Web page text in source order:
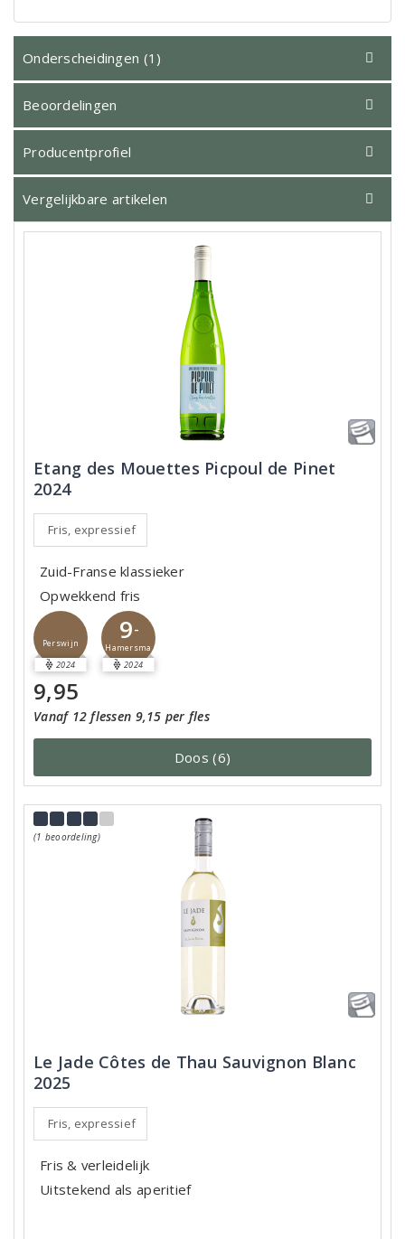
Onderscheidingen (1)
Beoordelingen
Producentprofiel
Vergelijkbare artikelen
Etang des Mouettes Picpoul de Pinet
2024
Fris, expressief
Zuid-Franse klassieker
Opwekkend fris
Perswijn
2024
9-
Hamersma
2024
9,95
Vanaf 12 flessen 9,15 per fles
Doos (6)
(1 beoordeling)
Le Jade Côtes de Thau Sauvignon Blanc
2025
Fris, expressief
Fris & verleidelijk
Uitstekend als aperitief